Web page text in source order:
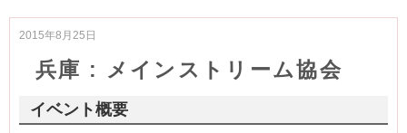
2015年8月25日
兵庫 : メインストリーム協会
イベント概要